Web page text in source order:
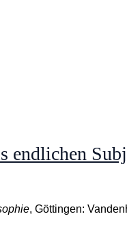
endlichen
, Göttingen: